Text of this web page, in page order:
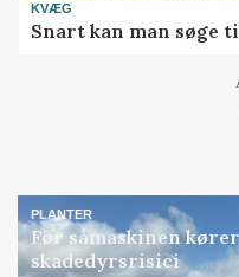
KVÆG
Snart kan man søge
PLANTER
Før såmaskinen
skadedyrsrisici